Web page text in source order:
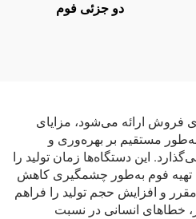
دو جزئی فوم
فروش ارائه می‌شود، مزایای
مستقیم بر بهره‌وری و
این دستگاه‌ها زمان تولید را
فوم به‌طور چشمگیری کاهش
و افزایش حجم تولید را فراهم
خطاهای انسانی در نسبت